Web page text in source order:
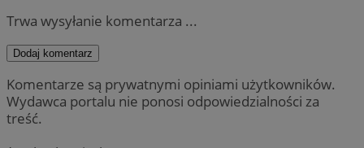
Trwa wysyłanie komentarza ...
Dodaj komentarz
Komentarze są prywatnymi opiniami użytkowników.
Wydawca portalu nie ponosi odpowiedzialności za
treść.